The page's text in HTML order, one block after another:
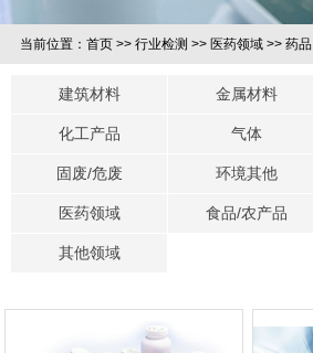
当前位置： 首页>> 行业检测 >> 医药领域>> 药品
建筑材料 金属材料
化工产品 气体
固废/危废 环境其他
医药领域 食品/农产品
其他领域